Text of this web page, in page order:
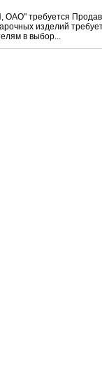
требуется
изделий
в выбор...